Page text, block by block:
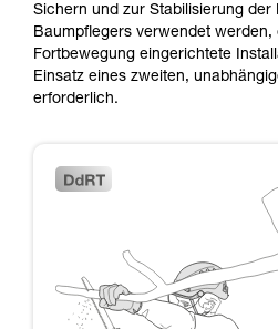
Sichern und zur Stabilisierung der
Baumpflegers verwendet werden,
Fortbewegung eingerichtete
Einsatz eines zweiten,
erforderlich.